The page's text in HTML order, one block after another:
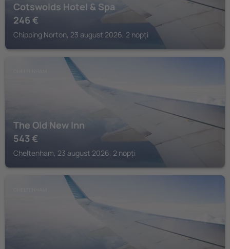
Cotswolds Hotel & Spa
246 €
Chipping Norton, 23 august 2026, 2 nopți
The Old New Inn
543 €
Cheltenham, 23 august 2026, 2 nopți